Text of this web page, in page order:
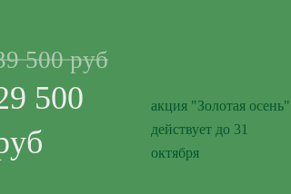
500 руб
500
акция "Золотая осень"
действует до 31
октября